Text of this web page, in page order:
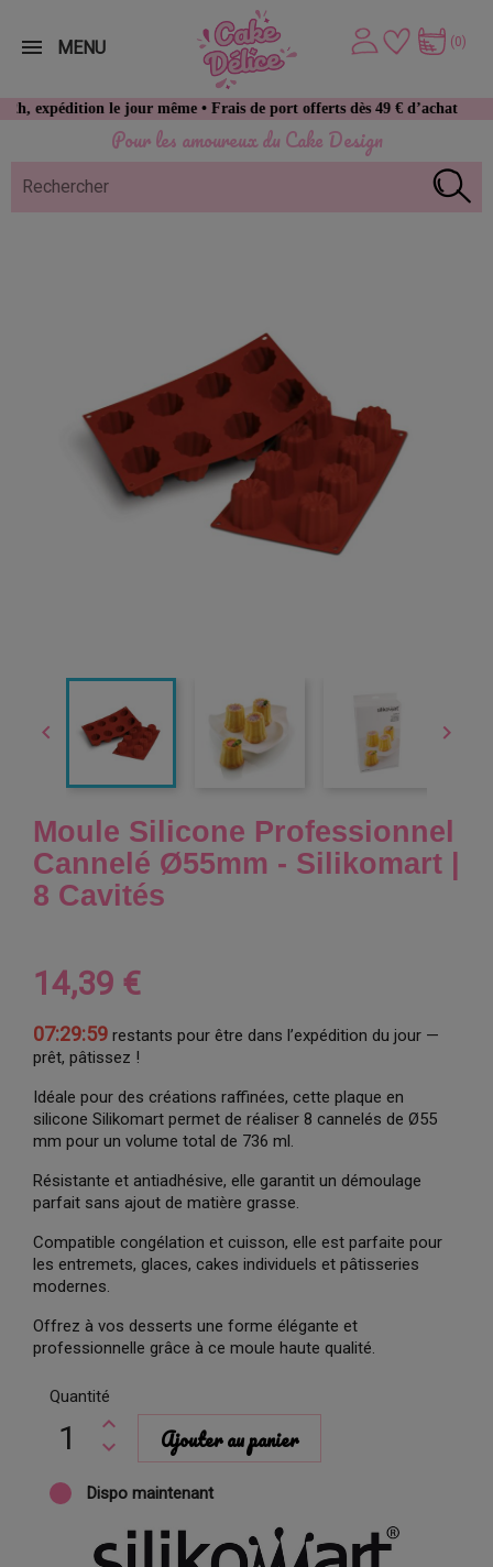
Pour les amoureux du Cake Design
le jour même • Frais de port offerts dès 49 € d’achat
(0)
MENU
 
Moule Silicone Professionnel
Cannelé Ø55mm - Silikomart |
8 Cavités
14,39 €
07:29:58 restants pour être dans l’expédition du jour —
prêt, pâtissez !
Idéale pour des créations raffinées, cette plaque en
silicone Silikomart permet de réaliser 8 cannelés de Ø55
mm pour un volume total de 736 ml.
Résistante et antiadhésive, elle garantit un démoulage
parfait sans ajout de matière grasse.
Compatible congélation et cuisson, elle est parfaite pour
les entremets, glaces, cakes individuels et pâtisseries
modernes.
Offrez à vos desserts une forme élégante et
professionnelle grâce à ce moule haute qualité.
Quantité
Ajouter au panier
Dispo maintenant